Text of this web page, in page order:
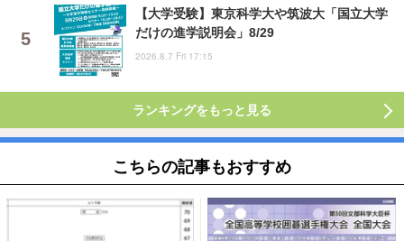
【大学受験】東京科学大や筑波大「国立大学
だけの進学説明会」8/29
2026.8.7 Fri 17:15
ランキングをもっと見る
こちらの記事もおすすめ